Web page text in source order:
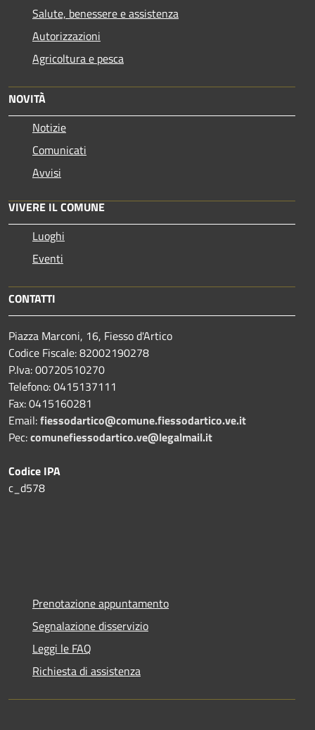
Salute, benessere e assistenza
Autorizzazioni
Agricoltura e pesca
NOVITÀ
Notizie
Comunicati
Avvisi
VIVERE IL COMUNE
Luoghi
Eventi
CONTATTI
Piazza Marconi, 16, Fiesso d'Artico
Codice Fiscale: 82002190278
P.Iva: 00720510270
Telefono:0415137111
Fax:0415160281
Email:fiessodartico@comune.fiessodartico.ve.it
Pec:comunefiessodartico.ve@legalmail.it
Codice IPA
c_d578
Prenotazione appuntamento
Segnalazione disservizio
Leggi le FAQ
Richiesta di assistenza